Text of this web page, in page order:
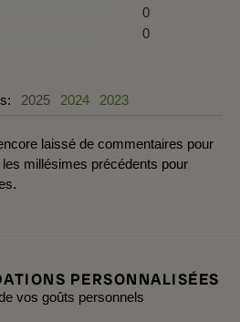
0
0
2025 2024 2023
laissé de commentaires pour
millésimes précédents pour
PERSONNALISÉES
vos goûts personnels